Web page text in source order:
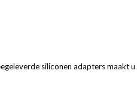
siliconen adapters